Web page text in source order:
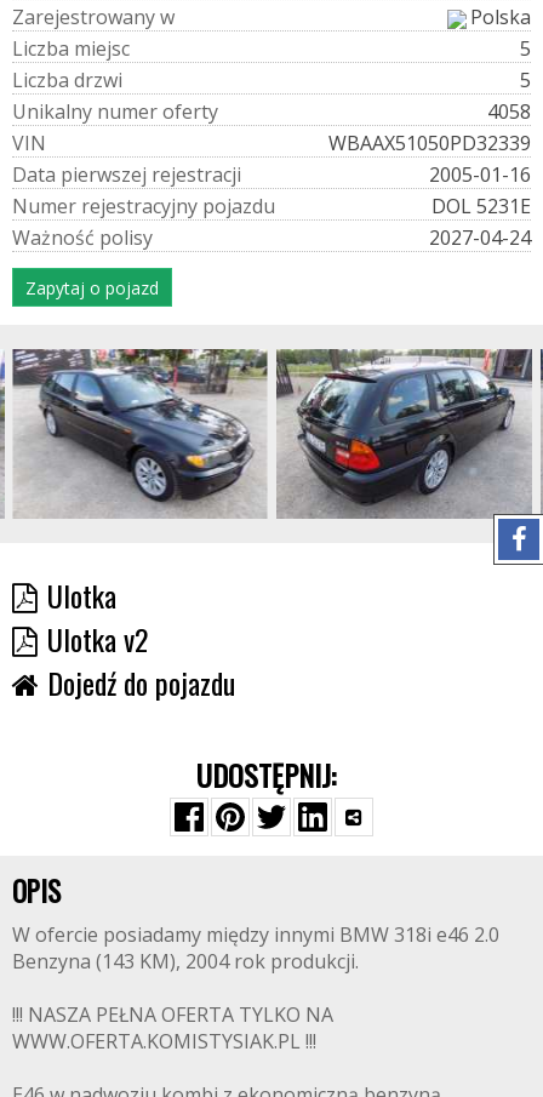
Zarejestrowanyw
Polska
Liczba miejsc
5
Liczba drzwi
5
Unikalny numeroferty
4058
VIN
WBAAX51050PD32339
Data pierwszej rejestracji
2005-01-16
Numer rejestracyjny pojazdu
DOL 5231E
Ważność polisy 2027-04-24
Zapytaj o pojazd
Ulotka
Ulotka v2
Dojedź do pojazdu
UDOSTĘPNIJ:
OPIS
W ofercie posiadamy między innymi BMW 318i e46 2.0
Benzyna (143 KM), 2004 rok produkcji.
!!! NASZA PEŁNA OFERTA TYLKO NA
WWW.OFERTA.KOMISTYSIAK.PL !!!